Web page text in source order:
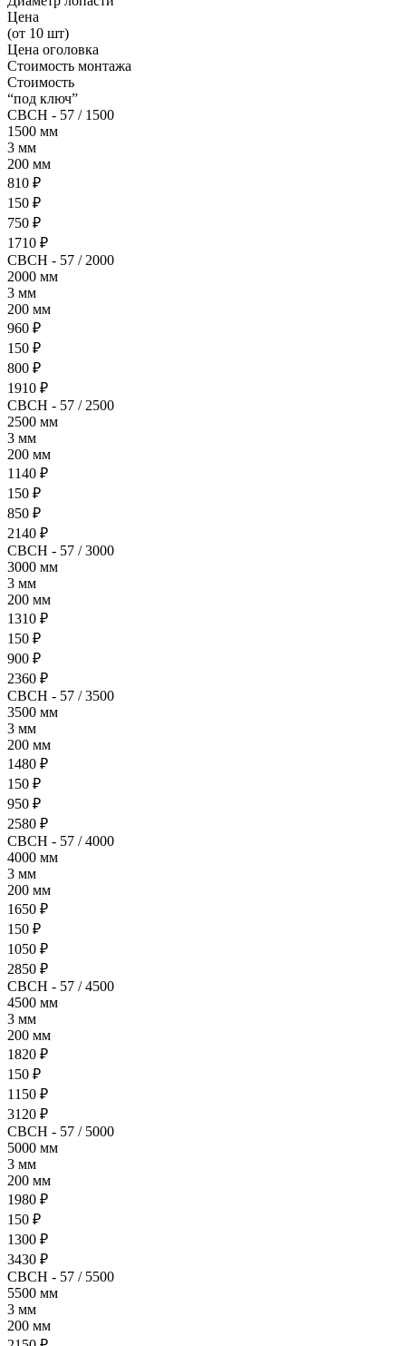
Цена
(от 10 шт)
Цена оголовка
Стоимость монтажа
Стоимость
“под ключ”
СВСН - 57 / 1500
1500 мм
3 мм
200 мм
810 ₽
150 ₽
750 ₽
1710 ₽
СВСН - 57 / 2000
2000 мм
3 мм
200 мм
960 ₽
150 ₽
800 ₽
1910 ₽
СВСН - 57 / 2500
2500 мм
3 мм
200 мм
1140 ₽
150 ₽
850 ₽
2140 ₽
СВСН - 57 / 3000
3000 мм
3 мм
200 мм
1310 ₽
150 ₽
900 ₽
2360 ₽
СВСН - 57 / 3500
3500 мм
3 мм
200 мм
1480 ₽
150 ₽
950 ₽
2580 ₽
СВСН - 57 / 4000
4000 мм
3 мм
200 мм
1650 ₽
150 ₽
1050 ₽
2850 ₽
СВСН - 57 / 4500
4500 мм
3 мм
200 мм
1820 ₽
150 ₽
1150 ₽
3120 ₽
СВСН - 57 / 5000
5000 мм
3 мм
200 мм
1980 ₽
150 ₽
1300 ₽
3430 ₽
СВСН - 57 / 5500
5500 мм
3 мм
200 мм